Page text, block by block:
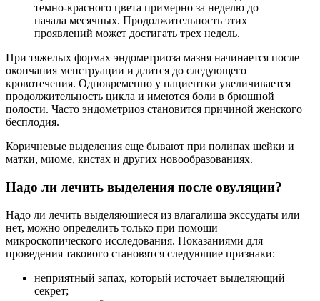
темно-красного цвета примерно за неделю до
начала месячных. Продолжительность этих
проявлений может достигать трех недель.
При тяжелых формах эндометриоза мазня начинается после
окончания менструации и длится до следующего
кровотечения. Одновременно у пациентки увеличивается
продолжительность цикла и имеются боли в брюшной
полости. Часто эндометриоз становится причиной женского
бесплодия.
Коричневые выделения еще бывают при полипах шейки и
матки, миоме, кистах и других новообразованиях.
Надо ли лечить выделения после овуляции?
Надо ли лечить выделяющиеся из влагалища экссудаты или
нет, можно определить только при помощи
микроскопического исследования. Показаниями для
проведения такового становятся следующие признаки:
неприятный запах, который источает выделяющий
секрет;